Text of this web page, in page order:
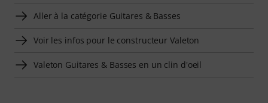
Aller à la catégorie Guitares & Basses
Voir les infos pour le constructeur Valeton
Valeton Guitares & Basses en un clin d'oeil